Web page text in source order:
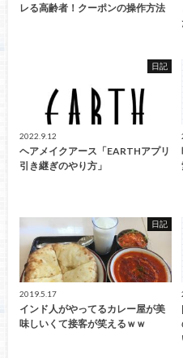
レる高齢者！クーポンの操作方法
日記
2022.9.12
ヘアメイクアース「EARTHアプリ
引き継ぎのやり方」
日記
2019.5.17
インド人がやってるカレー屋が美
味しいくて接客が笑えるｗｗ